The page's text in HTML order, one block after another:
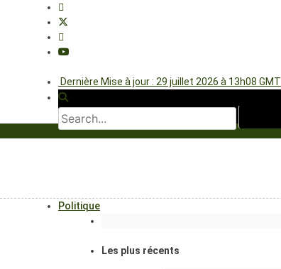
Dernière Mise à jour : 29 juillet 2026 à 13h08 GMT
Politique
Les plus récents